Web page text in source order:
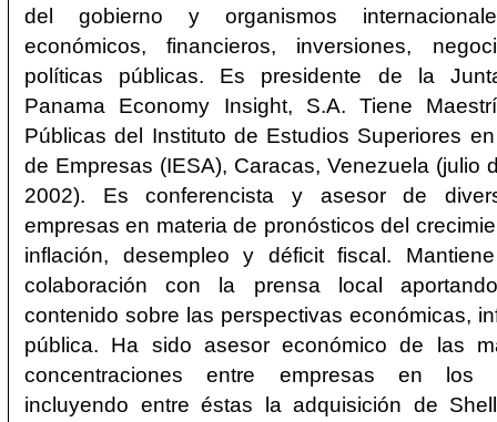
del gobierno y organismos
económicos, financieros, inversiones,
políticas públicas. Es presidente de la
Panama Economy Insight, S.A. Tiene
Públicas del Instituto de Estudios Superiores
de Empresas (IESA), Caracas, Venezuela (julio
2002). Es conferencista y asesor de
empresas en materia de pronósticos del
inflación, desempleo y déficit fiscal.
colaboración con la prensa local
contenido sobre las perspectivas económicas,
pública. Ha sido asesor económico de las
concentraciones entre empresas en los
incluyendo entre éstas la adquisición de